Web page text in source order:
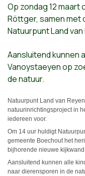
Op zondag 12 maart
Röttger, samen met
Natuurpunt Land
Aansluitend kunnen
Vanoystaeyen op
de natuur.
Natuurpunt Land van
natuurinrichtingsproject in
iedereen voor.
Om 14 uur huldigt
gemeente Boechout het
bijhorende nieuwe
Aansluitend kunnen alle
naar dierensporen in de